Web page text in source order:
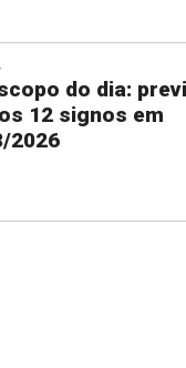
do dia:
12 signos em
2026